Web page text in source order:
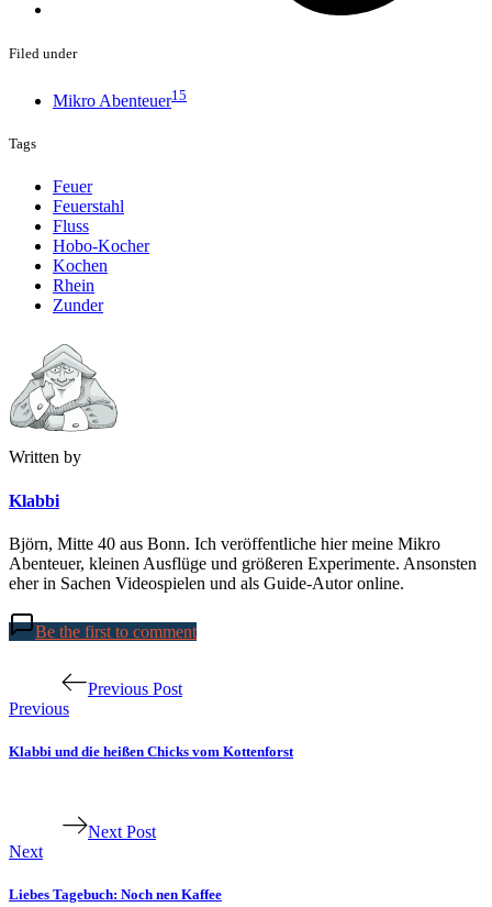
Filed under
Mikro Abenteuer15
Tags
Feuer
Feuerstahl
Fluss
Hobo-Kocher
Kochen
Rhein
Zunder
Written by
Klabbi
Björn, Mitte 40 aus Bonn. Ich veröffentliche hier meine Mikro
Abenteuer, kleinen Ausflüge und größeren Experimente. Ansonsten
eher in Sachen Videospielen und als Guide-Autor online.
Be the first to comment
Previous Post
Previous
Klabbi und die heißen Chicks vom Kottenforst
Next Post
Next
Liebes Tagebuch: Noch nen Kaffee